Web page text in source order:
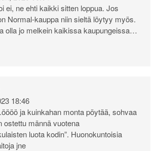
ei, ne ehti kaikki sitten loppua. Jos
Normal-kauppa niin sieltä löytyy myös.
olla jo melkein kaikissa kaupungeissa…
18:46
ja kuinkahan monta pöytää, sohvaa
ostettu männä vuotena
luota kodin”. Huonokuntoisia
jne